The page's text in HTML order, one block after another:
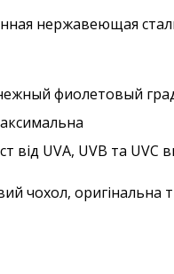
нержавеющая
фиолетовый
від UVA, UVB та
чохол, оригінальна